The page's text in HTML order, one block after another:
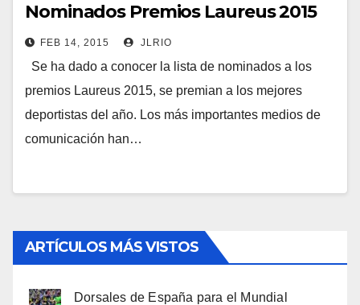
Nominados Premios Laureus 2015
FEB 14, 2015 JLRIO
Se ha dado a conocer la lista de nominados a los
premios Laureus 2015, se premian a los mejores
deportistas del año. Los más importantes medios de
comunicación han…
ARTÍCULOS MÁS VISTOS
Dorsales de España para el Mundial